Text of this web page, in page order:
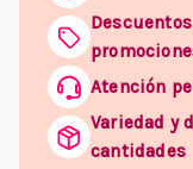
Atención
Variedad y
cantidades